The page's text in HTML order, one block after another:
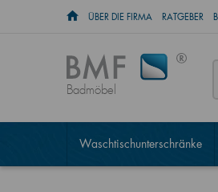
ÜBER DIE FIRMA RATGEBER
Badmöbel
Waschtischunterschränke